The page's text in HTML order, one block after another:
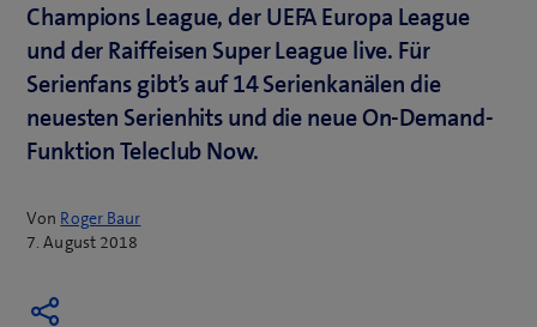
Champions League, der UEFA Europa League
und der Raiffeisen Super League live. Für
Serienfans gibt’s auf 14 Serienkanälen die
neuesten Serienhits und die neue On-Demand-
Funktion Teleclub Now.
Von Roger Baur
7. August 2018